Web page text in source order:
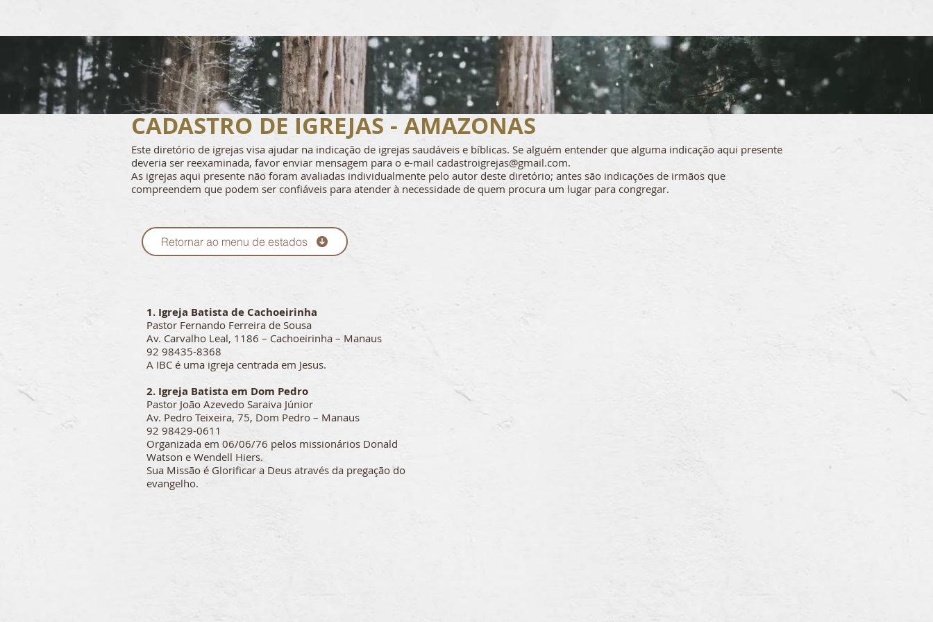
Este diretório de igrejas visa ajudar na indicação de igrejas saudáveis e bíblicas. Se alguém entender que alguma indicação aqui presente
deveria ser reexaminada, favor enviar mensagem para o e-mail cadastroigrejas@gmail.com.
As igrejas aqui presente não foram avaliadas individualmente pelo autor deste diretório; antes são indicações de irmãos que
compreendem que podem ser confiáveis para atender à necessidade de quem procura um lugar para congregar.
CADASTRO DE IGREJAS - AMAZONAS
Retornar ao menu de estados
1. Igreja Batista de Cachoeirinha
Pastor Fernando Ferreira de Sousa
Av. Carvalho Leal, 1186 – Cachoeirinha – Manaus
92 98435-8368
A IBC é uma igreja centrada em Jesus.
2. Igreja Batista em Dom Pedro
Pastor João Azevedo Saraiva Júnior
Av. Pedro Teixeira, 75, Dom Pedro – Manaus
92 98429-0611
Organizada em 06/06/76 pelos missionários Donald
Watson e Wendell Hiers.
Sua Missão é Glorificar a Deus através da pregação do
evangelho.